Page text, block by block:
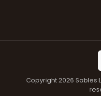
Copyright 2026 Sables